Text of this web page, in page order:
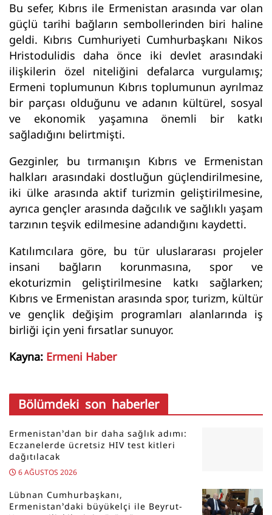
Bu sefer, Kıbrıs ile Ermenistan arasında var olan
güçlü tarihi bağların sembollerinden biri haline
geldi. Kıbrıs Cumhuriyeti Cumhurbaşkanı Nikos
Hristodulidis daha önce iki devlet arasındaki
ilişkilerin özel niteliğini defalarca vurgulamış;
Ermeni toplumunun Kıbrıs toplumunun ayrılmaz
bir parçası olduğunu ve adanın kültürel, sosyal
ve ekonomik yaşamına önemli bir katkı
sağladığını belirtmişti.
Gezginler, bu tırmanışın Kıbrıs ve Ermenistan
halkları arasındaki dostluğun güçlendirilmesine,
iki ülke arasında aktif turizmin geliştirilmesine,
ayrıca gençler arasında dağcılık ve sağlıklı yaşam
tarzının teşvik edilmesine adandığını kaydetti.
Katılımcılara göre, bu tür uluslararası projeler
insani bağların korunmasına, spor ve
ekoturizmin geliştirilmesine katkı sağlarken;
Kıbrıs ve Ermenistan arasında spor, turizm, kültür
ve gençlik değişim programları alanlarında iş
birliği için yeni fırsatlar sunuyor.
Kayna: Ermeni Haber
Bölümdeki son haberler
Ermenistan’dan bir daha sağlık adımı:
Eczanelerde ücretsiz HIV test kitleri
dağıtılacak
6 AĞUSTOS 2026
Lübnan Cumhurbaşkanı,
Ermenistan’daki büyükelçi ile Beyrut-